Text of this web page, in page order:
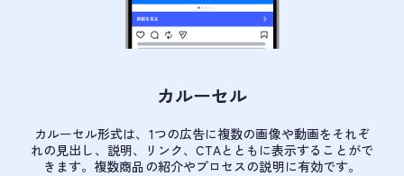
カルーセル
カルーセル形式は、1つの広告に複数の画像や動画をそれぞ
れの見出し、説明、リンク、CTAとともに表示することがで
きます。複数商品の紹介やプロセスの説明に有効です。